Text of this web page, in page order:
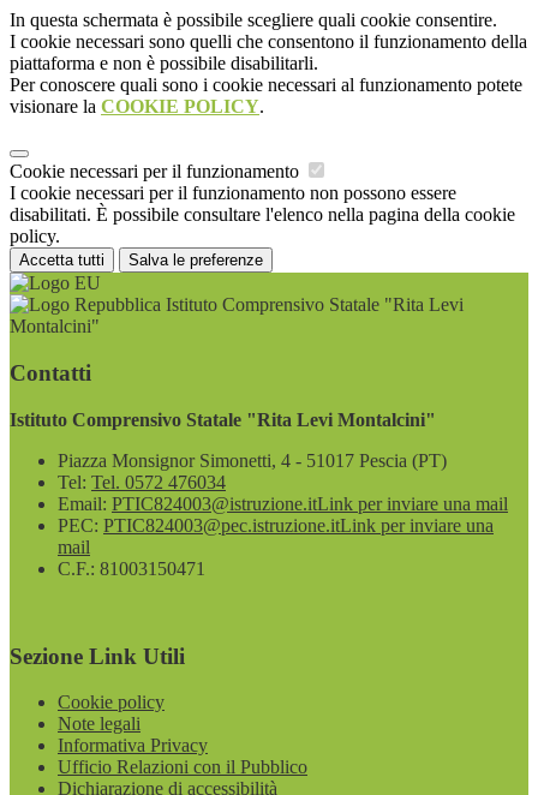
In questa schermata è possibile scegliere quali cookie consentire.
I cookie necessari sono quelli che consentono il funzionamento della
piattaforma e non è possibile disabilitarli.
Per conoscere quali sono i cookie necessari al funzionamento potete
visionare la COOKIE POLICY.
Cookie necessari per il funzionamento
I cookie necessari per il funzionamento non possono essere
disabilitati. È possibile consultare l'elenco nella pagina della cookie
policy.
Accetta tutti Salva le preferenze
Istituto Comprensivo Statale "Rita Levi
Montalcini"
Contatti
Istituto Comprensivo Statale "Rita Levi Montalcini"
Piazza Monsignor Simonetti, 4 - 51017 Pescia (PT)
Tel: Tel. 0572 476034
Email: PTIC824003@istruzione.itLink per inviare una mail
PEC: PTIC824003@pec.istruzione.itLink per inviare una
mail
C.F.: 81003150471
Sezione Link Utili
Cookie policy
Note legali
Informativa Privacy
Ufficio Relazioni con il Pubblico
Dichiarazione di accessibilità